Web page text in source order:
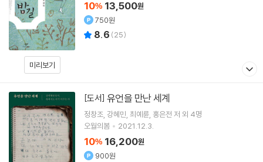
미리보기
10% 13,500원
750원
8.6 (25)
[도서] 유언을 만난 세계
정창조 강혜민 최예륜 홍은전 저 외 4명
오월의봄
2021.12.3.
10% 16,200원
900원